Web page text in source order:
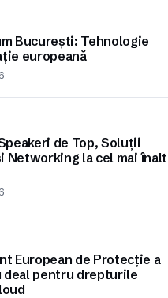
București: Tehnologie
europeană
de Top, Soluții
Networking la cel mai înalt
European de Protecție a
deal pentru drepturile